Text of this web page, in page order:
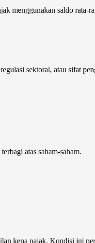
menggunakan saldo rata-
sektoral, atau sifat
atas saham-saham.
kena pajak. Kondisi ini